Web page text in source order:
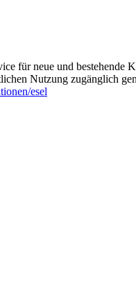
für neue und bestehende
Nutzung zugänglich
esel